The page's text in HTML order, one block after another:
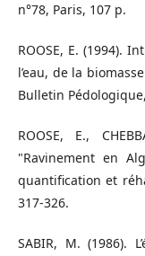
n°78, Paris, 107 p.
ROOSE, E. (1994).
l’eau, de la
Bulletin
ROOSE, E.,
"Ravinement en
quantification et
317-326.
SABIR, M. (1986).